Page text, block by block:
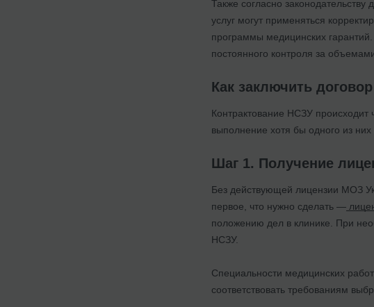
Также согласно
услуг могут применяться
программы медицинских
постоянного контроля за
Как заключить
Контрактование НСЗУ происходит
выполнение хотя бы одного из
Шаг 1. Получение
Без действующей лицензии МОЗ
первое, что нужно сделать —
положению дел в клинике. При
НСЗУ.
Специальности медицинских
соответствовать требованиям